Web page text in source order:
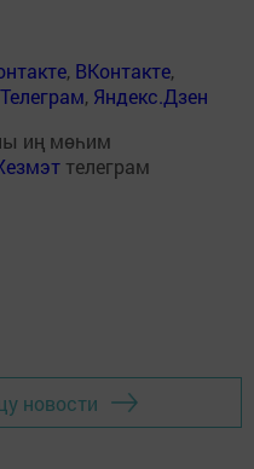
, ВКонтакте,
Телеграм, Яндекс.Дзен
иң мөһим
телеграм
новости